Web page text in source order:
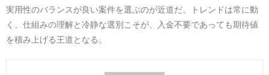
実用性のバランスが良い案件を選ぶのが近道だ。トレンドは常に動
く。仕組みの理解と冷静な選別こそが、入金不要であっても期待値
を積み上げる王道となる。